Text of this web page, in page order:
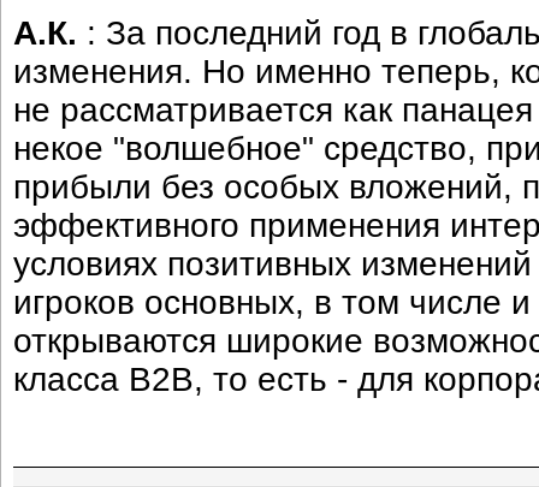
А.К. : За последний год в
изменения. Но именно теперь,
не рассматривается как
некое "волшебное" средство,
прибыли без особых вложений,
эффективного применения
условиях позитивных
игроков основных, в том числе
открываются широкие
класса B2B, то есть - для